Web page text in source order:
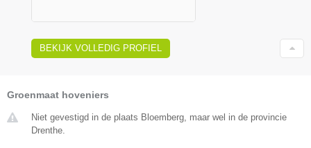
BEKIJK VOLLEDIG PROFIEL
Groenmaat hoveniers
Niet gevestigd in de plaats Bloemberg, maar wel in de provincie
Drenthe.